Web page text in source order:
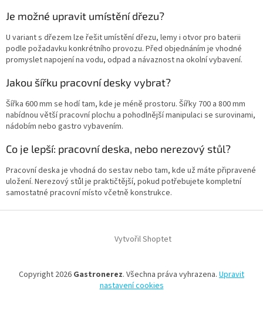
Je možné upravit umístění dřezu?
U variant s dřezem lze řešit umístění dřezu, lemy i otvor pro baterii
podle požadavku konkrétního provozu. Před objednáním je vhodné
promyslet napojení na vodu, odpad a návaznost na okolní vybavení.
Jakou šířku pracovní desky vybrat?
Šířka 600 mm se hodí tam, kde je méně prostoru. Šířky 700 a 800 mm
nabídnou větší pracovní plochu a pohodlnější manipulaci se surovinami,
nádobím nebo gastro vybavením.
Co je lepší: pracovní deska, nebo nerezový stůl?
Pracovní deska je vhodná do sestav nebo tam, kde už máte připravené
uložení. Nerezový stůl je praktičtější, pokud potřebujete kompletní
samostatné pracovní místo včetně konstrukce.
Vytvořil Shoptet
Copyright 2026 Gastronerez. Všechna práva vyhrazena. Upravit
nastavení cookies